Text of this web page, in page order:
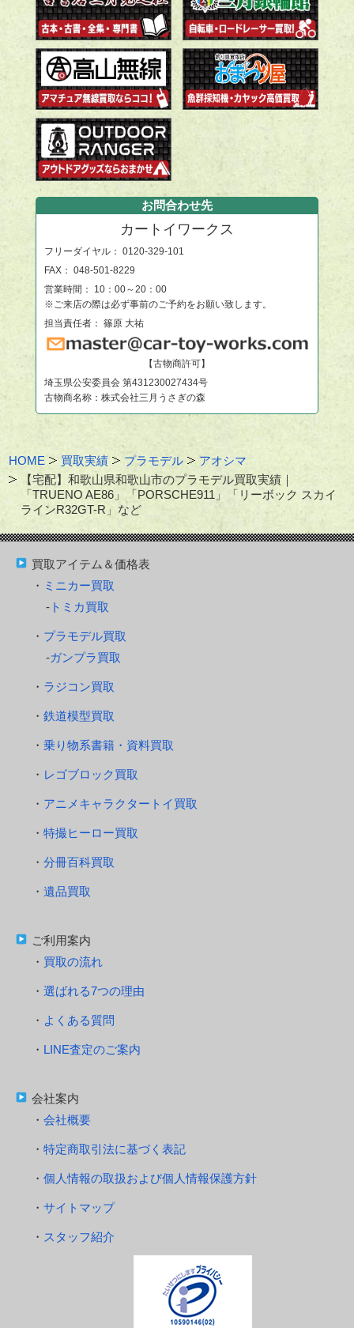
お問合わせ先
カートイワークス
フリーダイヤル： 0120-329-101
FAX： 048-501-8229
営業時間： 10：00～20：00
※ご来店の際は必ず事前のご予約をお願い致します。
担当責任者： 篠原 大祐
【古物商許可】
埼玉県公安委員会 第431230027434号
古物商名称：株式会社三月うさぎの森
HOME 買取実績 プラモデル
アオシマ
【宅配】和歌山県和歌山市のプラモデル買取実績｜
「TRUENO AE86」「PORSCHE911」「リーボック スカイ
ラインR32GT-R」など
買取アイテム＆価格表
ミニカー買取
トミカ買取
プラモデル買取
ガンプラ買取
ラジコン買取
鉄道模型買取
乗り物系書籍・資料買取
レゴブロック買取
アニメキャラクタートイ買取
特撮ヒーロー買取
分冊百科買取
遺品買取
ご利用案内
買取の流れ
選ばれる7つの理由
よくある質問
LINE査定のご案内
会社案内
会社概要
特定商取引法に基づく表記
個人情報の取扱および個人情報保護方針
サイトマップ
スタッフ紹介